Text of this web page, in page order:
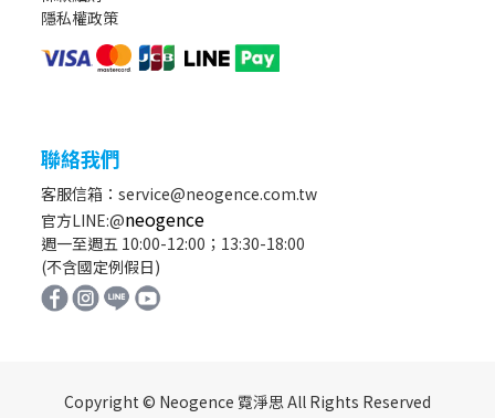
隱私權政策
聯絡我們
客服信箱：service@neogence.com.tw
官方LINE:@neogence
週一至週五 10:00-12:00；13:30-18:00
(不含國定例假日)
Copyright © Neogence 霓淨思 All Rights Reserved